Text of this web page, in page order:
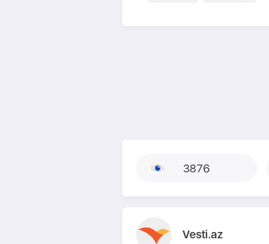
3876
Vesti.az